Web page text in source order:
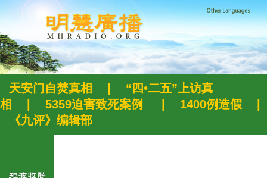
天安门自焚真相
“四•二五”上访真
相
5359迫害致死案例 1400例造假
《九评》编辑部